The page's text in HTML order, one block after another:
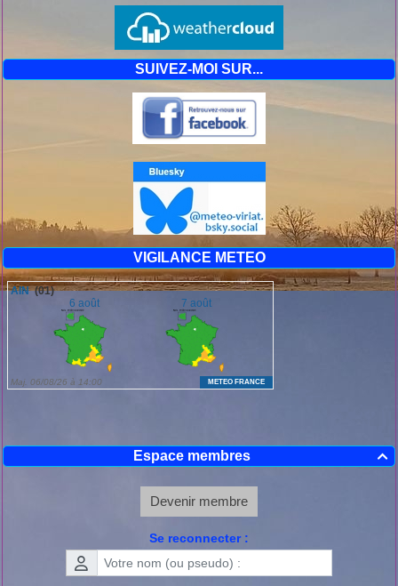
SUIVEZ-MOI SUR...
VIGILANCE METEO

Espace membres
Devenir membre
Se reconnecter :